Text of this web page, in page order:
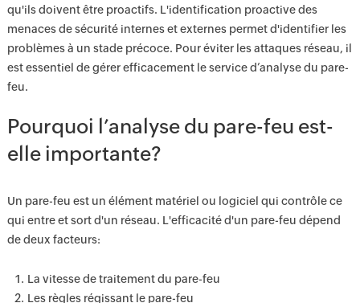
qu'ils doivent être proactifs. L'identification proactive des
menaces de sécurité internes et externes permet d'identifier les
problèmes à un stade précoce. Pour éviter les attaques réseau, il
est essentiel de gérer efficacement le service d’analyse du pare-
feu.
Pourquoi l’analyse du pare-feu est-
elle importante?
Un pare-feu est un élément matériel ou logiciel qui contrôle ce
qui entre et sort d'un réseau. L'efficacité d'un pare-feu dépend
de deux facteurs:
La vitesse de traitement du pare-feu
Les règles régissant le pare-feu